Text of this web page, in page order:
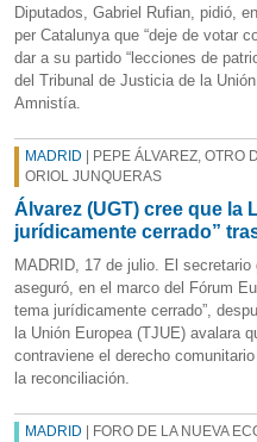
Diputados, Gabriel Rufian, pidió,
per Catalunya que “deje de votar
dar a su partido “lecciones de
del Tribunal de Justicia de la
Amnistía.
MADRID | PEPE ÁLVAREZ, OTRO
ORIOL JUNQUERAS
Álvarez (UGT) cree que la
jurídicamente cerrado”
MADRID, 17 de julio. El secretario
aseguró, en el marco del Fórum
tema jurídicamente cerrado”,
la Unión Europea (TJUE) avalara
contraviene el derecho
la reconciliación.
MADRID | FORO DE LA NUEVA